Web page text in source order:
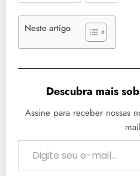
Neste artigo
Descubra mais
Assine para receber nossas
Digite seu e-mail…